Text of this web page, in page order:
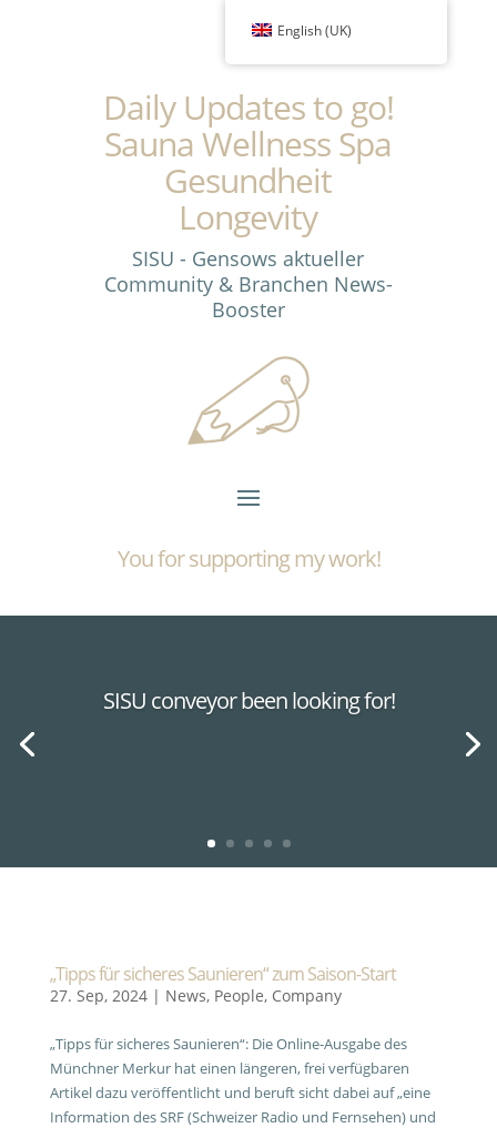
Daily Updates to go!
Sauna Wellness Spa
Gesundheit
Longevity
SISU - Gensows aktueller
Community & Branchen News-
Booster
You for supporting my work!
SISU conveyor been looking for!
„Tipps für sicheres Saunieren“ zum Saison-Start
27. Sep, 2024| News, People, Company
„Tipps für sicheres Saunieren“: Die Online-Ausgabe des
Münchner Merkur hat einen längeren, frei verfügbaren
Artikel dazu veröffentlicht und beruft sicht dabei auf „eine
Information des SRF (Schweizer Radio und Fernsehen) und
English (UK)